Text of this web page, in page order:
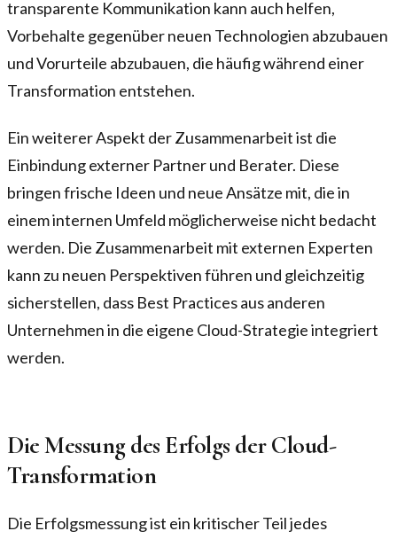
transparente Kommunikation kann auch helfen,
Vorbehalte gegenüber neuen Technologien abzubauen
und Vorurteile abzubauen, die häufig während einer
Transformation entstehen.
Ein weiterer Aspekt der Zusammenarbeit ist die
Einbindung externer Partner und Berater. Diese
bringen frische Ideen und neue Ansätze mit, die in
einem internen Umfeld möglicherweise nicht bedacht
werden. Die Zusammenarbeit mit externen Experten
kann zu neuen Perspektiven führen und gleichzeitig
sicherstellen, dass Best Practices aus anderen
Unternehmen in die eigene Cloud-Strategie integriert
werden.
Die Messung des Erfolgs der Cloud-
Transformation
Die Erfolgsmessung ist ein kritischer Teil jedes